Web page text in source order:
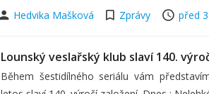
Hedvika Mašková
Zprávy před
Lounský veslařský klub slaví 140.
Během šestidílného seriálu vám